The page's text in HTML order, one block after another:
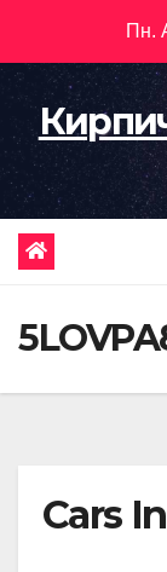
содержимому
Пн.
Cars